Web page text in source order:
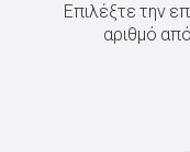
Επιλέξτε την
αριθμό